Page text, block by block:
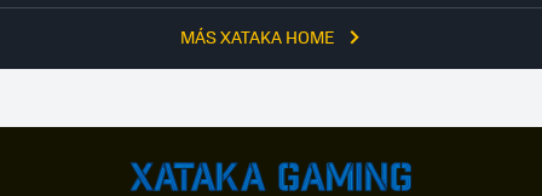
MÁS XATAKA HOME